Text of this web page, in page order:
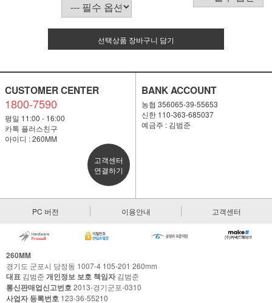
선택상품 장바구니 담기
CUSTOMER CENTER
1800-7590
평일 11:00 - 16:00
카톡 플러스친구
아이디 : 260MM
고객센터
연결하기
BANK ACCOUNT
농협 356065-39-55653
신한 110-363-685037
예금주 : 김범준
PC 버전 이용안내 고객센터
260MM
경기도 군포시 당정동 1007-4 105-201 260mm
대표 김범준 개인정보 보호 책임자김범준
통신판매업신고번호2013-경기군포-0310
사업자 등록번호 123-36-55210